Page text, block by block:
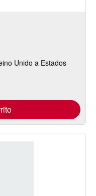
Unido a Estados